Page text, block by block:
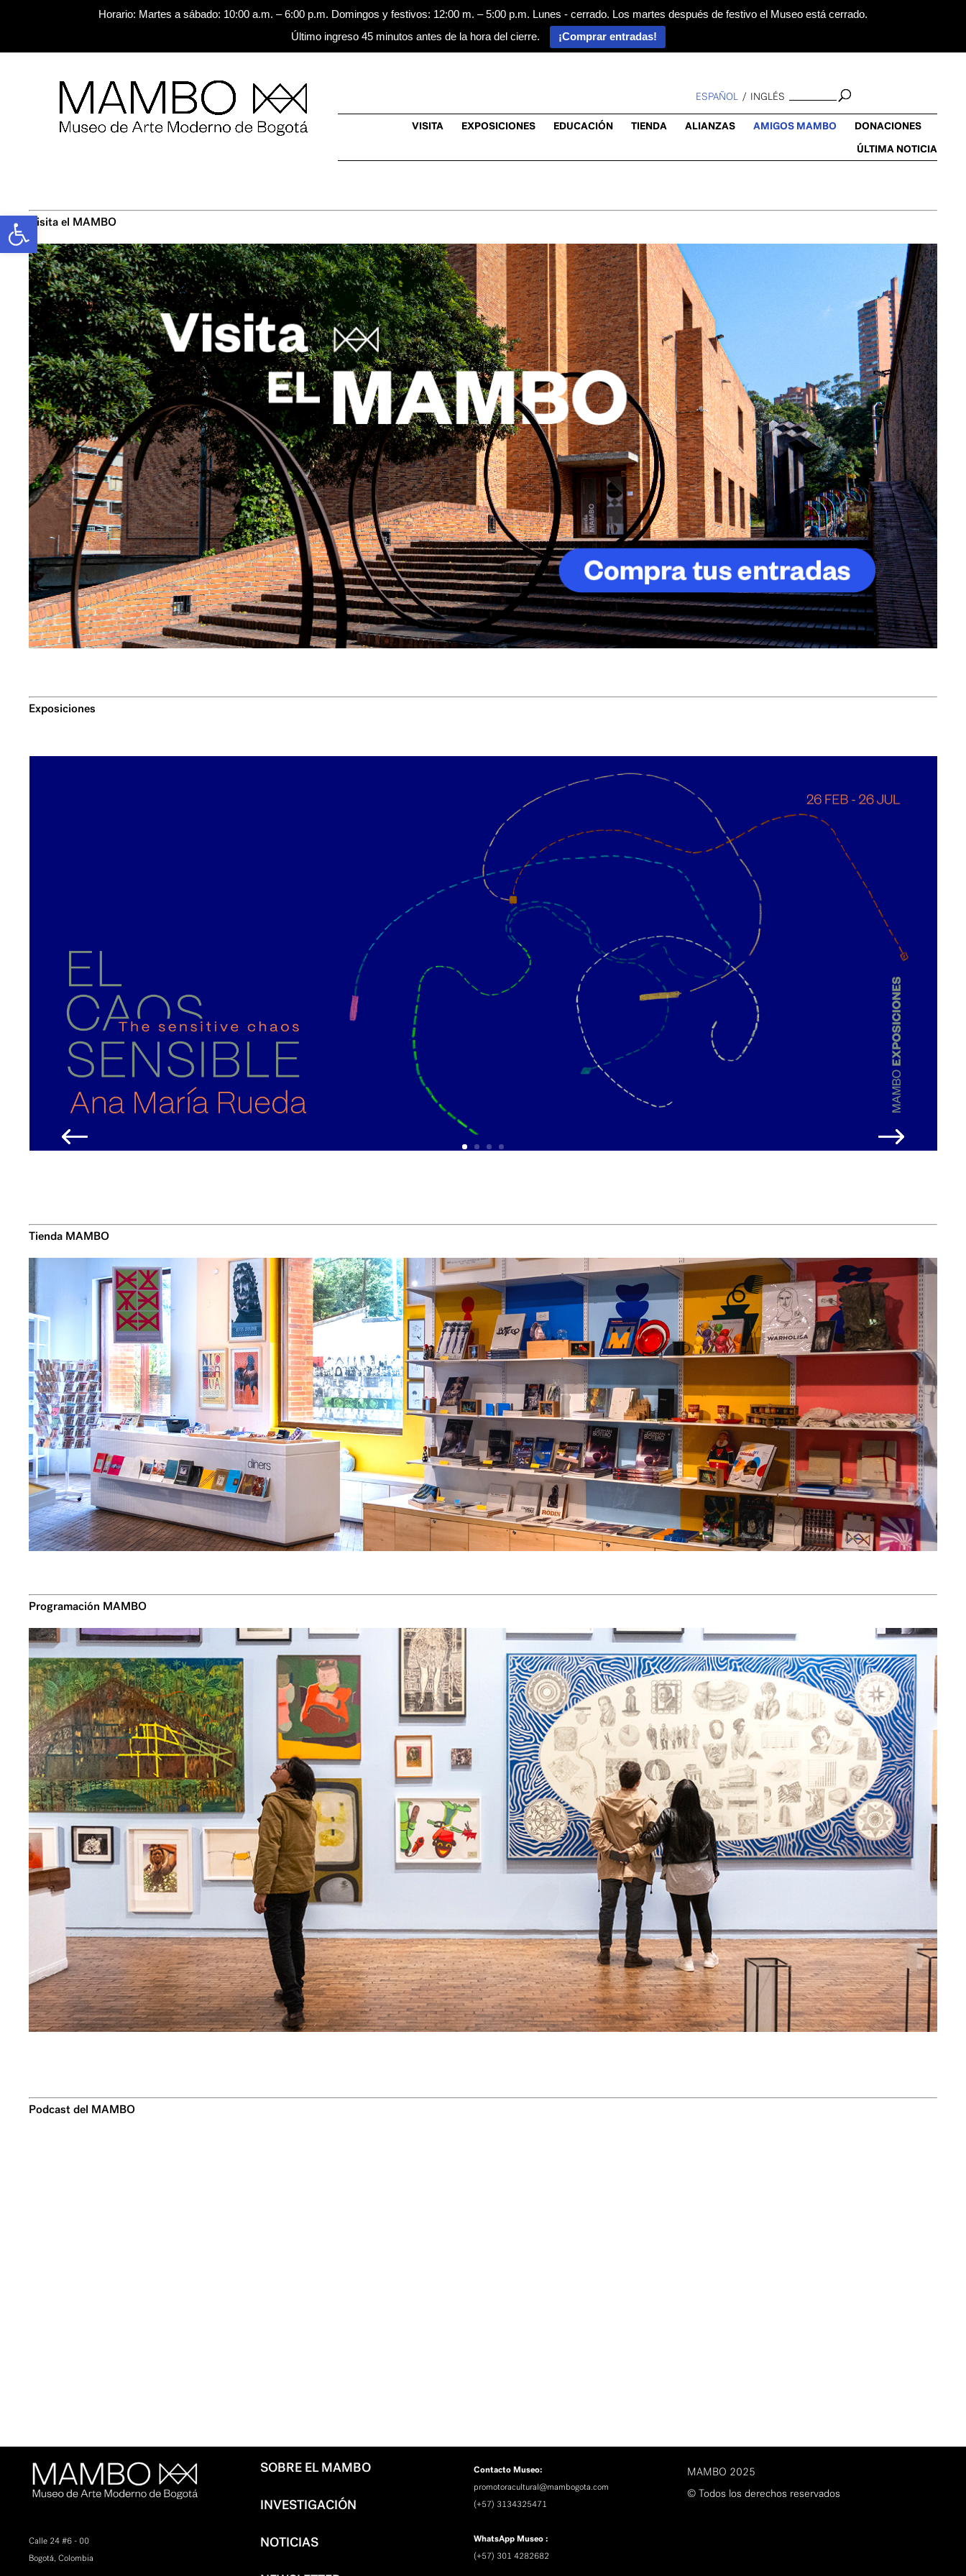
Horario: Martes a sábado: 10:00 a.m. – 6:00 p.m. Domingos y festivos: 12:00 m. – 5:00 p.m. Lunes - cerrado. Los martes después de festivo el Museo está cerrado.
Último ingreso 45 minutos antes de la hora del cierre.
¡Comprar entradas!
Abrir barra de herramientas
ESPAÑOL INGLÉS
VISITA EXPOSICIONES EDUCACIÓN TIENDA ALIANZAS AMIGOS MAMBO
DONACIONES
ÚLTIMA NOTICIA
Visita el MAMBO
Exposiciones
Tienda MAMBO
Programación MAMBO
Podcast del MAMBO
Calle 24 #6 - 00
Bogotá, Colombia
SOBRE EL MAMBO
INVESTIGACIÓN
NOTICIAS
Contacto Museo:
promotoracultural@mambogota.com
(+57) 3134325471
WhatsApp Museo :
(+57) 301 4282682
MAMBO 2025
© Todos los derechos reservados